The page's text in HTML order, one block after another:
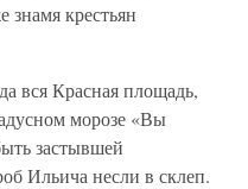
знамя крестьян
вся Красная площадь,
морозе «Вы
застывшей
Ильича несли в склеп.